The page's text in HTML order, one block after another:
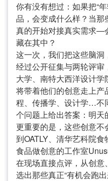
你有没有想过：如果把“
品，会变成什么样？当那
真的开始对接真实需求—
藏在其中？
这一次，我们把这些脑洞
经过公开征集与两轮评
大学、南特大西洋设计学
将带着他们的创意走上
程、传播学、设计学…不
个问题上给出答案：明天
更重要的是，这些创意不
到OATLY、清华艺科院
食品做创意的工作室
在现场直接点评，从创
选出那些真正“有机会跑出